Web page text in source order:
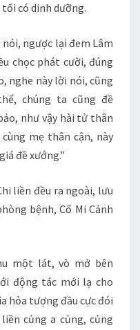
có dinh dưỡng.
ngược lại đem Lâm
chọc phát cười, đúng
nghe này lời nói, cũng
chúng ta cũng đề
như vậy hài tử thân
mẹ thân cận, này
đề xướng.”
liền đều ra ngoài, lưu
bệnh, Cố Mi Cảnh
một lát, vò mở bên
động tác mới lạ cho
hỏa tượng đầu cực đói
củng a củng, củng